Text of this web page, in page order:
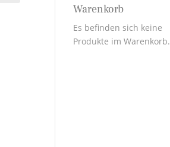
Warenkorb
Es befinden sich keine
Produkte im Warenkorb.